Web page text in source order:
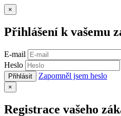
×
Přihlášení k vašemu
E-mail
Heslo
Přihlásit Zapomněl jsem heslo
×
Registrace vašeho